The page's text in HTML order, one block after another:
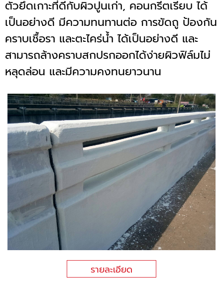
ตัวยึดเกาะที่ดีกับผิวปูนเก่า, คอนกรีตเรียบ ได้
เป็นอย่างดี มีความทนทานต่อ การขัดถู ป้องกัน
คราบเชื้อรา และตะไคร่น้ำ ได้เป็นอย่างดี และ
สามารถล้างคราบสกปรกออกได้ง่ายผิวฟิล์มไม่
หลุดล่อน และมีความคงทนยาวนาน
รายละเอียด